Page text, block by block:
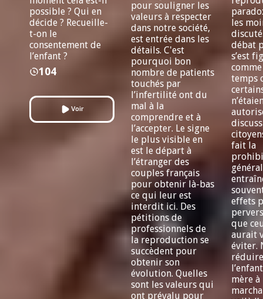
possible ? Qui en
décide ? Recueille-
t-on le
consentement de
l’enfant ?
104
Voir
pour souligner les
valeurs à respecter
dans notre société,
est entrée dans les
détails. C'est
pourquoi bon
nombre de patients
touchés par
l’infertilité ont du
mal à la
comprendre et à
l’accepter. Le signe
le plus visible en
est le départ à
l’étranger des
couples français
pour obtenir là-bas
ce qui leur est
interdit ici. Des
pétitions de
professionnels de
la reproduction se
succèdent pour
obtenir son
évolution. Quelles
sont les valeurs qui
ont prévalu pour
les
débat
s’est
temps
fait la
effets
que
aurait
éviter.
mère à